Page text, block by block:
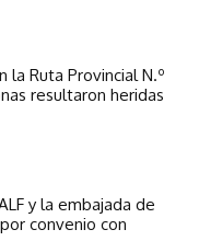
la Ruta Provincial N.º
resultaron heridas
y la embajada de
convenio con